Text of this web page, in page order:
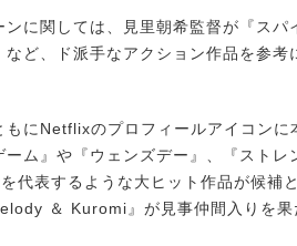
に関しては、見里朝希監督が『スパ
ど、ド派手なアクション作品を参考
にNetflixのプロフィールアイコンに
ム』や『ウェンズデー』、『ストレ
代表するような大ヒット作品が候補
＆ Kuromi』が見事仲間入りを果